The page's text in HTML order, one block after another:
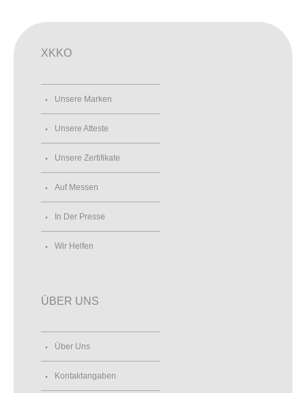
XKKO
Unsere Marken
Unsere Atteste
Unsere Zertifikate
Auf Messen
In Der Presse
Wir Helfen
ÜBER UNS
Über Uns
Kontaktangaben